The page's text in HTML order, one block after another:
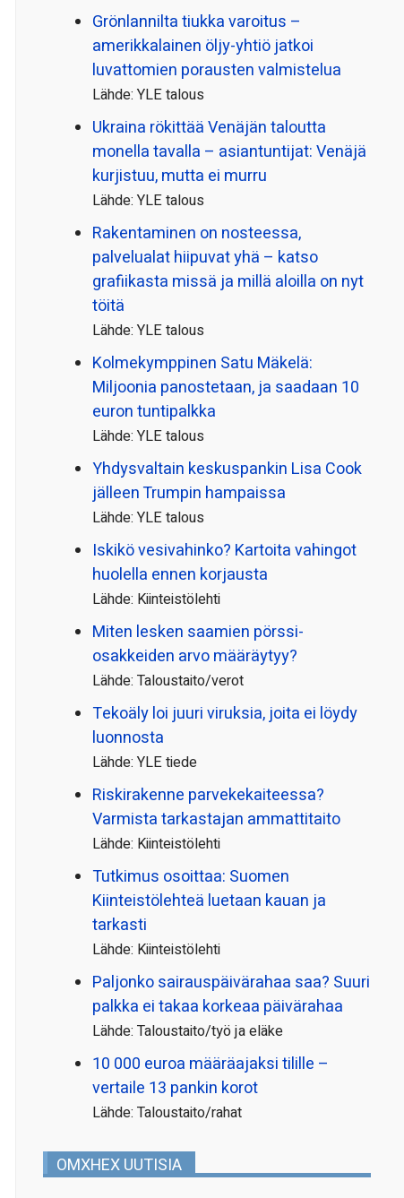
Grönlannilta tiukka varoitus –
amerikkalainen öljy-yhtiö jatkoi
luvattomien porausten valmistelua
Lähde: YLE talous
Ukraina rökittää Venäjän taloutta
monella tavalla – asiantuntijat: Venäjä
kurjistuu, mutta ei murru
Lähde: YLE talous
Rakentaminen on nosteessa,
palvelualat hiipuvat yhä – katso
grafiikasta missä ja millä aloilla on nyt
töitä
Lähde: YLE talous
Kolmekymppinen Satu Mäkelä:
Miljoonia panostetaan, ja saadaan 10
euron tuntipalkka
Lähde: YLE talous
Yhdysvaltain keskuspankin Lisa Cook
jälleen Trumpin hampaissa
Lähde: YLE talous
Iskikö vesivahinko? Kartoita vahingot
huolella ennen korjausta
Lähde: Kiinteistölehti
Miten lesken saamien pörssi­
osakkeiden arvo määräytyy?
Lähde: Taloustaito/verot
Tekoäly loi juuri viruksia, joita ei löydy
luonnosta
Lähde: YLE tiede
Riskirakenne parvekekaiteessa?
Varmista tarkastajan ammattitaito
Lähde: Kiinteistölehti
Tutkimus osoittaa: Suomen
Kiinteistölehteä luetaan kauan ja
tarkasti
Lähde: Kiinteistölehti
Paljonko sairauspäivä­rahaa saa? Suuri
palkka ei takaa korkeaa päivärahaa
Lähde: Taloustaito/työ ja eläke
10 000 euroa määräajaksi tilille –
vertaile 13 pankin korot
Lähde: Taloustaito/rahat
OMXHEX UUTISIA